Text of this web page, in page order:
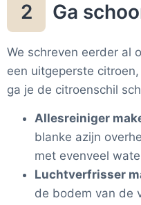
2 Ga
We schreven eerder al
een uitgeperste citroen,
ga je de citroenschil
Allesreiniger
blanke azijn
met evenveel
Luchtverfrisser
de bodem van de